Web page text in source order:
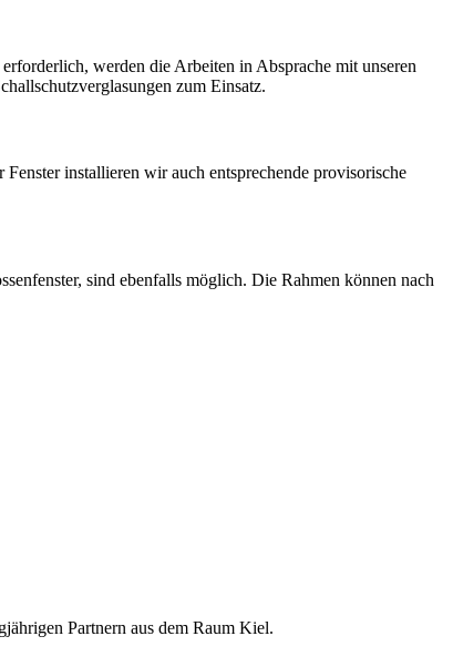
werden die Arbeiten in Absprache mit unseren
zum Einsatz.
installieren wir auch entsprechende provisorische
sind ebenfalls möglich. Die Rahmen können nach
Partnern aus dem Raum Kiel.